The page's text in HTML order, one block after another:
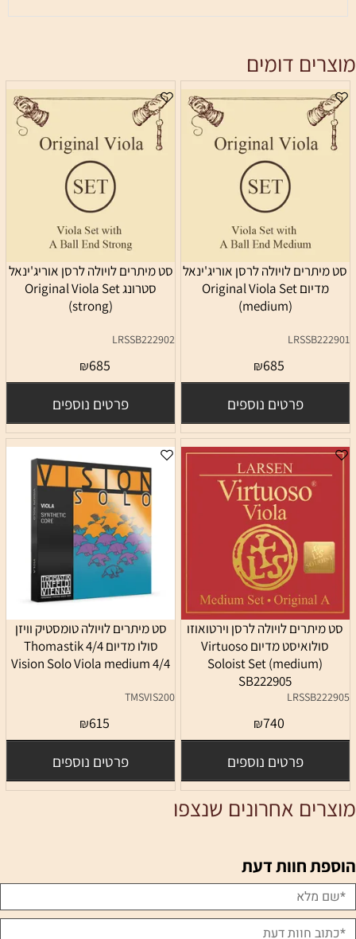
מוצרים דומים
סט מיתרים לויולה לרסן אוריג'ינאל
מדיום Original Viola Set
(medium)
LRSSB222901
₪685
פרטים נוספים
סט מיתרים לויולה לרסן אוריג'ינאל
סטרונג Original Viola Set
(strong)
LRSSB222902
₪685
פרטים נוספים
סט מיתרים לויולה לרסן וירטואוזו
סולואיסט מדיום Virtuoso
Soloist Set (medium)
SB222905
LRSSB222905
₪740
פרטים נוספים
סט מיתרים לויולה טומסטיק וויזן
סולו מדיום 4/4 Thomastik
Vision Solo Viola medium 4/4
TMSVIS200
₪615
פרטים נוספים
מוצרים אחרונים שנצפו
הוספת חוות דעת